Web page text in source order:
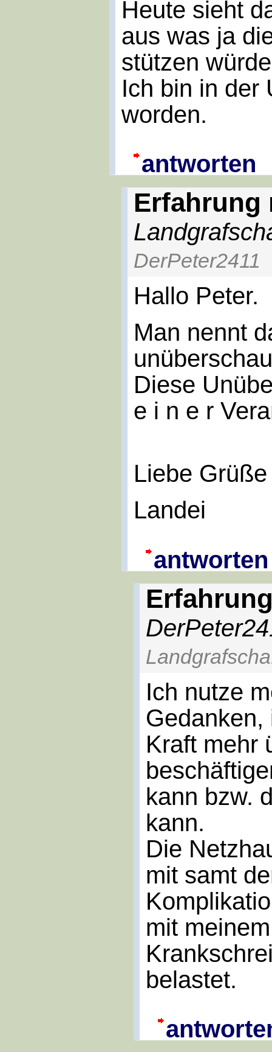
Heute sieht
aus was ja
stützen
Ich bin in der
worden.
antworten
Erfahrung
DerPeter2411
Hallo Peter.
Man nennt
Diese
e i n e r
Liebe Grüße
Landei
antworten
Ich nutze
Kraft mehr
kann bzw.
kann.
Die
mit samt
mit
belastet.